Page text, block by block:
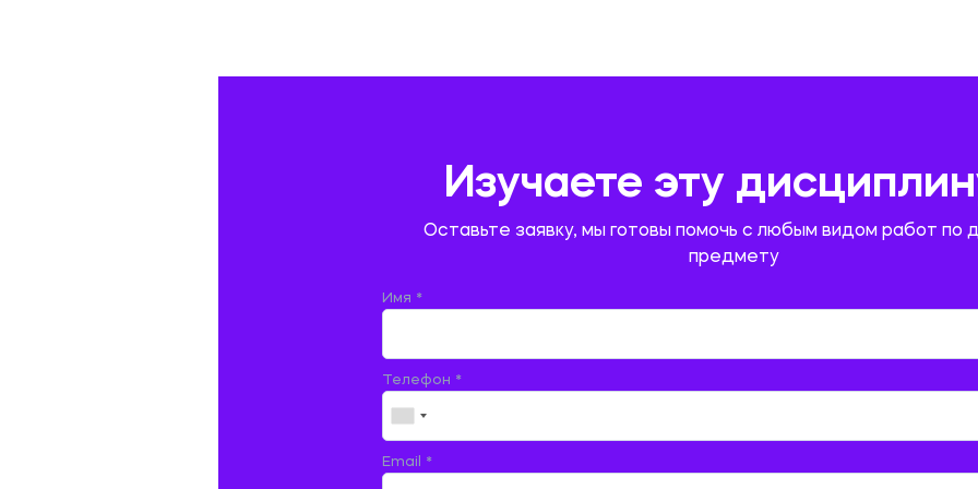
Изучаете эту
Оставьте заявку, мы готовы помочь с любым видом работ по
предмету
Имя *
Телефон *
Email *